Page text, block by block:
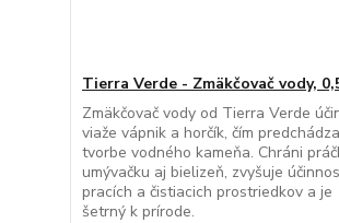
Tierra Verde - Zmäkčovač vody,
Zmäkčovač vody od Tierra Verde
viaže vápnik a horčík, čím predchádza
tvorbe vodného kameňa. Chráni
umývačku aj bielizeň, zvyšuje
pracích a čistiacich prostriedkov a je
šetrný k prírode.